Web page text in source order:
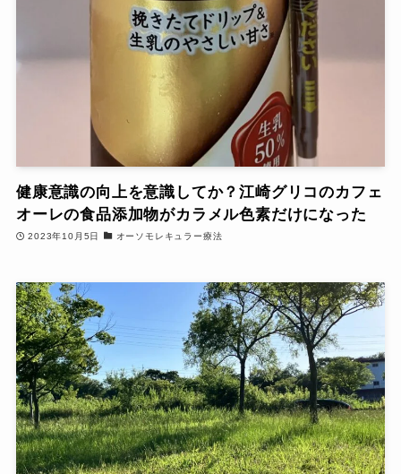
健康意識の向上を意識してか？江崎グリコのカフェ
オーレの食品添加物がカラメル色素だけになった
2023年10月5日 オーソモレキュラー療法